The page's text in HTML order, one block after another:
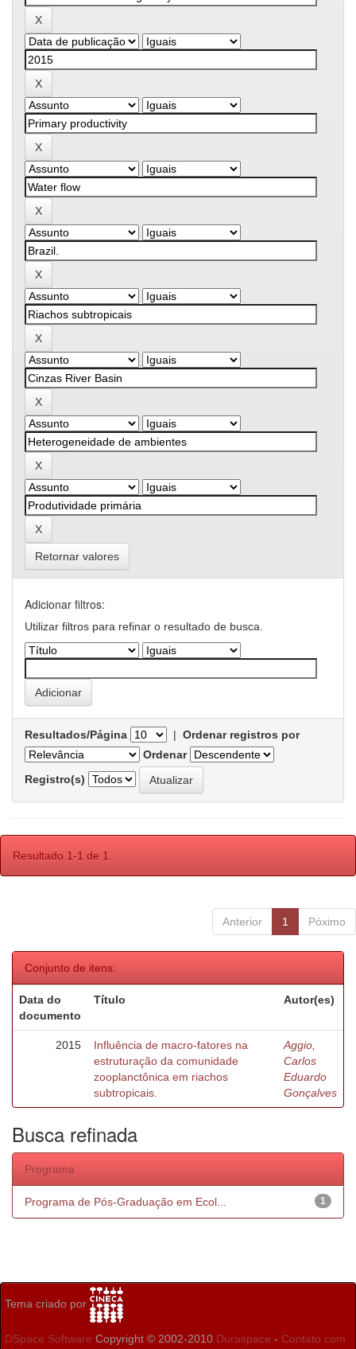
Retornar valores
Adicionar filtros:
Utilizar filtros para refinar o resultado de busca.
Resultados/Página | Ordenar registros por
Ordenar
Registro(s)
Resultado 1-1 de 1.
Anterior 1 Póximo
Conjunto de itens:
Data do
documento
Título Autor(es)
2015
Influência de macro-fatores na
estruturação da comunidade
zooplanctônica em riachos
subtropicais.
Aggio,
Carlos
Eduardo
Gonçalves
Busca refinada
Programa
1
Programa de Pós-Graduação em Ecol...
Tema criado por
DSpace Software Copyright © 2002-2010 Duraspace - Contato com